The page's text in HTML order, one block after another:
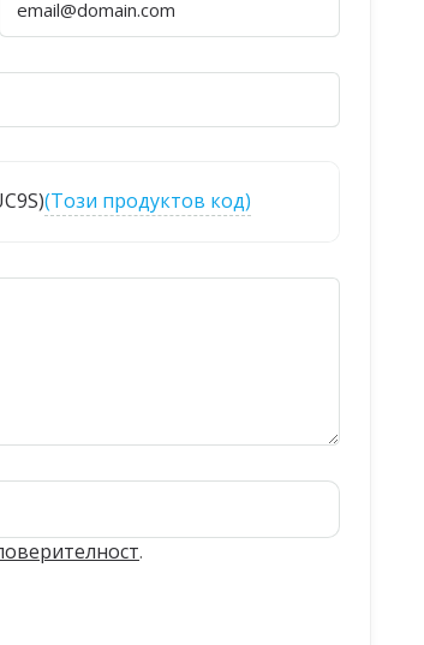
(Този продуктов код)
.